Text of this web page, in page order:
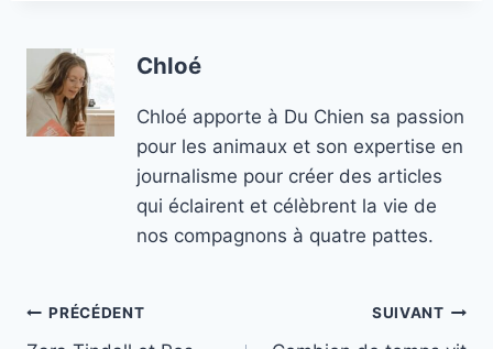
Chloé
Chloé apporte à Du Chien sa passion
pour les animaux et son expertise en
journalisme pour créer des articles
qui éclairent et célèbrent la vie de
nos compagnons à quatre pattes.
Navigation
PRÉCÉDENT SUIVANT